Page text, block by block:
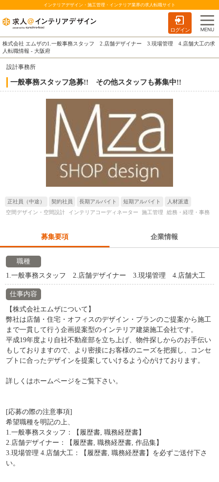
インテリアデザイン・施工管理・インテリア業界の求人転職サイト
ログイン
株式会社 エムザの1.一般事務スタッフ 2.店舗デザイナー 3.現場管理 4.店舗大工の求
人転職情報 - 大阪府
設計事務所
一般事務スタッフ急募!! その他スタッフも募集中!!
正社員（中途） 契約社員 長期アルバイト 短期アルバイト
人材派遣
空間デザイン・空間設計
インテリアコーディネーター 施工管理 総務・経理・事務
募集要項 企業情報
職種
1.一般事務スタッフ 2.店舗デザイナー 3.現場管理 4.店舗大工
仕事内容
【株式会社エムザについて】
弊社は店舗・住宅・オフィスのデザイン・プランのご提案から施工
まで一貫して行う企画提案型のインテリア建築施工会社です。
平成19年度より自社不動産部を立ち上げ、物件探しからのお手伝い
もしておりますので、より密接にお客様のニーズを把握し、コンセ
プトに合ったデザインを提案していけるよう心がけております。
詳しくはホームページをご覧下さい。
[応募の際の注意事項]
希望職種を明記の上、
1.一般事務スタッフ：【履歴書, 職務経歴書】
2.店舗デザイナー：【履歴書, 職務経歴書, 作品集】
3.現場管理 4.店舗大工：【履歴書, 職務経歴書】を必ずご送付下さ
い。